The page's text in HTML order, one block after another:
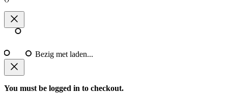
Bezig met laden...
You must be logged in to checkout.